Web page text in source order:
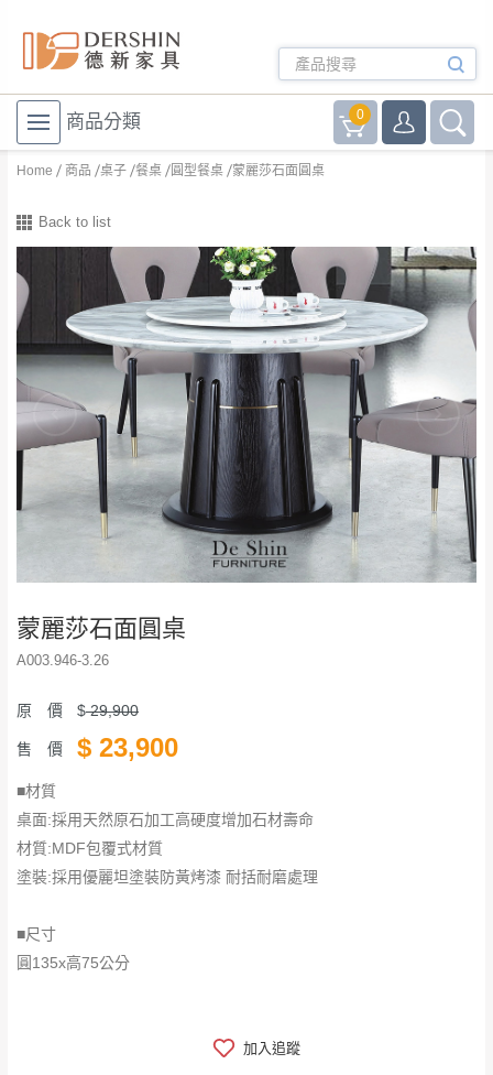
商品分類 0
Home 商品 桌子 餐桌 圓型餐桌 蒙麗莎石面圓桌
Back to list
蒙麗莎石面圓桌
A003.946-3.26
原 價 $29,900
售 價 $ 23,900
■材質
桌面:採用天然原石加工高硬度增加石材壽命
材質:MDF包覆式材質
塗裝:採用優麗坦塗裝防黃烤漆 耐括耐磨處理
■尺寸
圓135x高75公分
加入追蹤